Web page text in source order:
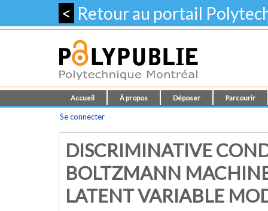
< Retour au portail
Accueil À propos Déposer Parcourir
Se connecter
DISCRIMINATIVE
BOLTZMANN
LATENT VARIABLE